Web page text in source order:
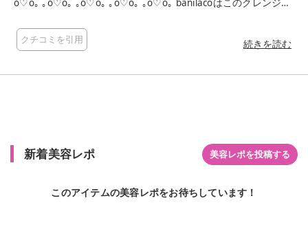
o♡o｡ ｡o♡o｡ ｡o♡o｡ ｡o♡o｡ ｡o♡o｡ banilacoはこのクレンジン
紹介するよ！ banilacoのこのクレンジングバーム ずっと使って
みたかったの😂😂😂 匂いはベリー系の匂いがしたよ🍇💕 この
らW洗顔不要で 老廃物だけを洗い流し植物抽出物が肌に浸透*
分には３箇所出っ張ってるところがあるよ！ ヘラ？中蓋？は別
きありがとうございました🧸‪ もしよかったら💗よろしくお願い
クチコミを引用 続きを読む
新着美容レポ 美容レポを投稿する
このアイテムの美容レポをお待ちしています！